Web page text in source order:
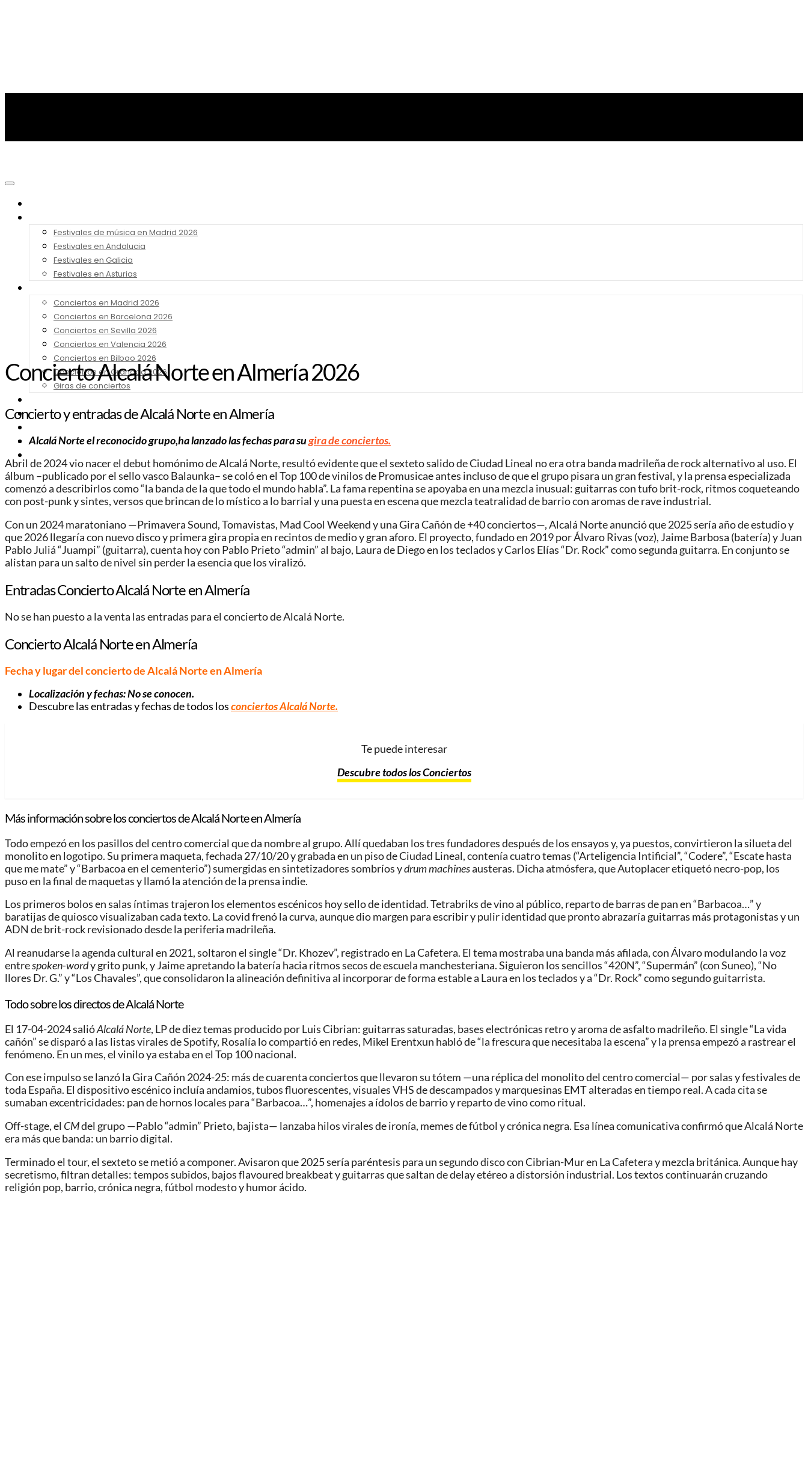
Festivales de música en Madrid 2026
Festivales en Andalucia
Festivales en Galicia
Festivales en Asturias
Conciertos en Madrid 2026
Conciertos en Barcelona 2026
Conciertos en Sevilla 2026
Conciertos en Valencia 2026
Conciertos en Bilbao 2026
Conciertos en Granada 2026
Giras de conciertos
Bandas Sonoras
Cine
Concierto Alcalá Norte en Almería 2026
Concierto y entradas de Alcalá Norte en Almería
Alcalá Norte el reconocido grupo,ha lanzado las fechas para sugira de conciertos.
Abril de 2024 vio nacer el debut homónimo de Alcalá Norte, resultó evidente que el sexteto salido de Ciudad Lineal no era otra banda madrileña de rock alternativo al uso. El
álbum –publicado por el sello vasco Balaunka– se coló en el Top 100 de vinilos de Promusicae antes incluso de que el grupo pisara un gran festival, y la prensa especializada
comenzó a describirlos como “la banda de la que todo el mundo habla”. La fama repentina se apoyaba en una mezcla inusual: guitarras con tufo brit-rock, ritmos coqueteando
con post-punk y sintes, versos que brincan de lo místico a lo barrial y una puesta en escena que mezcla teatralidad de barrio con aromas de rave industrial.
Con un 2024 maratoniano —Primavera Sound, Tomavistas, Mad Cool Weekend y una Gira Cañón de +40 conciertos—, Alcalá Norte anunció que 2025 sería año de estudio y
que 2026 llegaría con nuevo disco y primera gira propia en recintos de medio y gran aforo. El proyecto, fundado en 2019 por Álvaro Rivas (voz), Jaime Barbosa (batería) y Juan
Pablo Juliá “Juampi” (guitarra), cuenta hoy con Pablo Prieto “admin” al bajo, Laura de Diego en los teclados y Carlos Elías “Dr. Rock” como segunda guitarra. En conjunto se
alistan para un salto de nivel sin perder la esencia que los viralizó.
Entradas Concierto Alcalá Norteen Almería
No se han puesto a la venta las entradas para el concierto de Alcalá Norte.
Concierto Alcalá Norte en Almería
Fecha y lugar del concierto de Alcalá Norteen Almería
Localización y fechas: No se conocen.
Descubre las entradas y fechas de todos losconciertos Alcalá Norte.
Te puede interesar
Descubre todos los Conciertos
Más información sobre los conciertos de Alcalá Norteen Almería
Todo empezó en los pasillos del centro comercial que da nombre al grupo. Allí quedaban los tres fundadores después de los ensayos y, ya puestos, convirtieron la silueta del
monolito en logotipo. Su primera maqueta, fechada 27/10/20 y grabada en un piso de Ciudad Lineal, contenía cuatro temas (“Arteligencia Intificial”, “Codere”, “Escate hasta
que me mate” y “Barbacoa en el cementerio”) sumergidas en sintetizadores sombríos ydrum machinesausteras. Dicha atmósfera, que Autoplacer etiquetó necro-pop, los
puso en la final de maquetas y llamó la atención de la prensa indie.
Los primeros bolos en salas íntimas trajeron los elementos escénicos hoy sello de identidad. Tetrabriks de vino al público, reparto de barras de pan en “Barbacoa…” y
baratijas de quiosco visualizaban cada texto. La covid frenó la curva, aunque dio margen para escribir y pulir identidad que pronto abrazaría guitarras más protagonistas y un
ADN de brit-rock revisionado desde la periferia madrileña.
Al reanudarse la agenda cultural en 2021, soltaron el single “Dr. Khozev”, registrado en La Cafetera. El tema mostraba una banda más afilada, con Álvaro modulando la voz
entrespoken-wordy grito punk, y Jaime apretando la batería hacia ritmos secos de escuela manchesteriana. Siguieron los sencillos “420N”, “Supermán” (con Suneo), “No
llores Dr. G.” y “Los Chavales”, que consolidaron la alineación definitiva al incorporar de forma estable a Laura en los teclados y a “Dr. Rock” como segundo guitarrista.
Todo sobre los directos de Alcalá Norte
El 17-04-2024 salióAlcalá Norte, LP de diez temas producido por Luis Cibrian: guitarras saturadas, bases electrónicas retro y aroma de asfalto madrileño. El single “La vida
cañón” se disparó a las listas virales de Spotify, Rosalía lo compartió en redes, Mikel Erentxun habló de “la frescura que necesitaba la escena” y la prensa empezó a rastrear el
fenómeno. En un mes, el vinilo ya estaba en el Top 100 nacional.
Con ese impulso se lanzó la Gira Cañón 2024-25: más de cuarenta conciertos que llevaron su tótem —una réplica del monolito del centro comercial— por salas y festivales de
toda España. El dispositivo escénico incluía andamios, tubos fluorescentes, visuales VHS de descampados y marquesinas EMT alteradas en tiempo real. A cada cita se
sumaban excentricidades: pan de hornos locales para “Barbacoa…”, homenajes a ídolos de barrio y reparto de vino como ritual.
Off-stage, el CMdel grupo —Pablo “admin” Prieto, bajista— lanzaba hilos virales de ironía, memes de fútbol y crónica negra. Esa línea comunicativa confirmó que Alcalá Norte
era más que banda: un barrio digital.
Terminado el tour, el sexteto se metió a componer. Avisaron que 2025 sería paréntesis para un segundo disco con Cibrian-Mur en La Cafetera y mezcla británica. Aunque hay
secretismo, filtran detalles: tempos subidos, bajos flavoured breakbeat y guitarras que saltan de delay etéreo a distorsión industrial. Los textos continuarán cruzando
religión pop, barrio, crónica negra, fútbol modesto y humor ácido.